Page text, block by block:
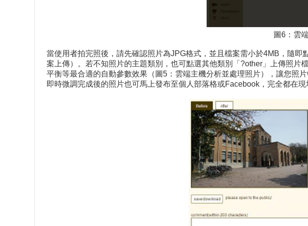
圖6：雲
當使用者拍完照後，請先確認照片為JPG格式，並且檔案需小於4MB，隨
案上傳）。若不知照片的主題類別，也可點選其他類別「?other」上傳照
平衡等最合適的自動參數效果（圖5：雲端主機分析並處理照片），讓您照
即時微調完成後的照片也可馬上發布至個人部落格或Facebook，完全都在現